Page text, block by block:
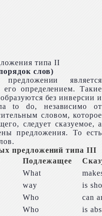
типа II
слов)
является
определением. Такие
без инверсии и
to do, независимо от
словом, которое
следует сказуемое, а
предложения. То есть
предложений типа III
Подлежащее
What
way
is
Who
can
Who
is